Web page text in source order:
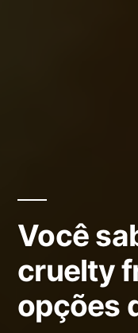
Você
cruelty
opções